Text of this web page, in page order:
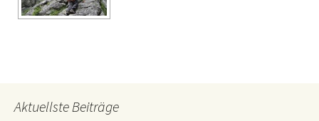
Aktuellste Beiträge